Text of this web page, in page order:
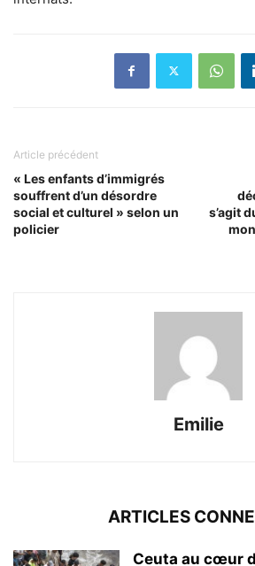
Article précédent
« Les enfants d’immigrés
souffrent d’un désordre
social et culturel » selon un
policier
s’agit
Emilie
ARTICLES
Ceuta au cœur